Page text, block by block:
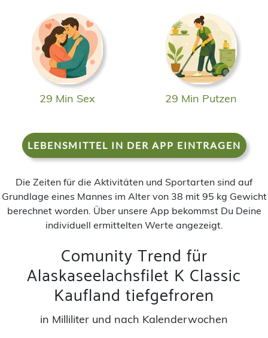
29 Min Sex 29 Min Putzen
LEBENSMITTEL IN DER APP EINTRAGEN
Die Zeiten für die Aktivitäten und Sportarten sind auf
Grundlage eines Mannes im Alter von 38 mit 95 kg Gewicht
berechnet worden. Über unsere App bekommst Du Deine
individuell ermittelten Werte angezeigt.
Comunity Trend für
Alaskaseelachsfilet K Classic
Kaufland tiefgefroren
in Milliliter und nach Kalenderwochen